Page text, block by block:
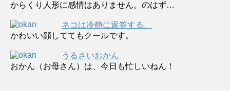
からくり人形に感情はありません。のはず…
ネコは冷静に返答する。
かわいい顔しててもクールです。
うるさいおかん
おかん（お母さん）は、今日も忙しいねん！